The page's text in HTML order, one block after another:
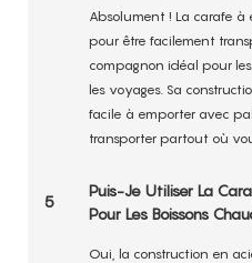
Absolument ! La carafe à
pour être facilement
compagnon idéal pour
les voyages. Sa
facile à emporter avec
transporter partout où
5
Puis-Je Utiliser La
Pour Les Boissons
Oui, la construction en